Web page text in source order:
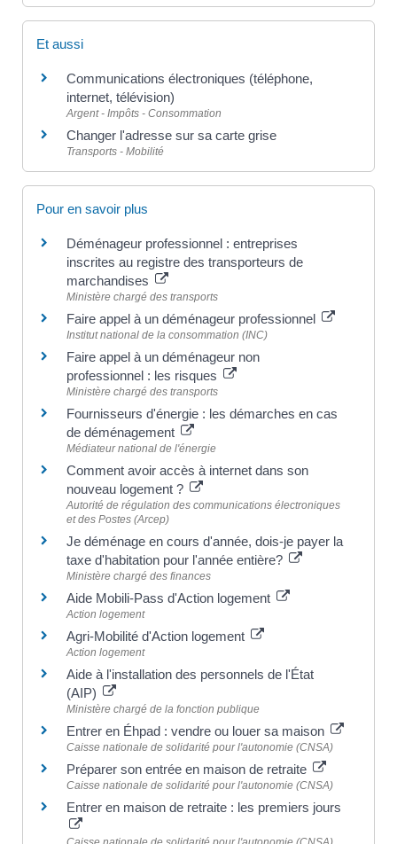
Et aussi
Communications électroniques (téléphone,
internet, télévision)
Argent - Impôts - Consommation
Changer l'adresse sur sa carte grise
Transports - Mobilité
Pour en savoir plus
Déménageur professionnel : entreprises
inscrites au registre des transporteurs de
marchandises
Ministère chargé des transports
Faire appel à un déménageur professionnel
Institut national de la consommation (INC)
Faire appel à un déménageur non
professionnel : les risques
Ministère chargé des transports
Fournisseurs d'énergie : les démarches en cas
de déménagement
Médiateur national de l'énergie
Comment avoir accès à internet dans son
nouveau logement ?
Autorité de régulation des communications électroniques
et des Postes (Arcep)
Je déménage en cours d'année, dois-je payer la
taxe d'habitation pour l'année entière?
Ministère chargé des finances
Aide Mobili-Pass d'Action logement
Action logement
Agri-Mobilité d'Action logement
Action logement
Aide à l'installation des personnels de l'État
(AIP)
Ministère chargé de la fonction publique
Entrer en Éhpad : vendre ou louer sa maison
Caisse nationale de solidarité pour l'autonomie (CNSA)
Préparer son entrée en maison de retraite
Caisse nationale de solidarité pour l'autonomie (CNSA)
Entrer en maison de retraite : les premiers jours